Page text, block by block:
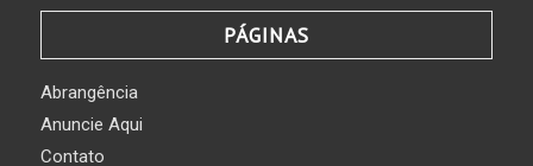
PÁGINAS
Abrangência
Anuncie Aqui
Contato